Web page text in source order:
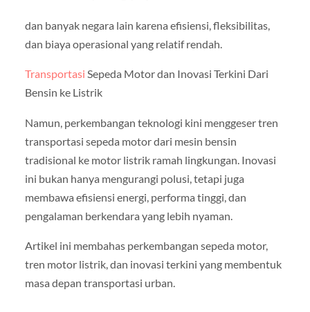
dan banyak negara lain karena efisiensi, fleksibilitas,
dan biaya operasional yang relatif rendah.
Transportasi Sepeda Motor dan Inovasi Terkini Dari
Bensin ke Listrik
Namun, perkembangan teknologi kini menggeser tren
transportasi sepeda motor dari mesin bensin
tradisional ke motor listrik ramah lingkungan. Inovasi
ini bukan hanya mengurangi polusi, tetapi juga
membawa efisiensi energi, performa tinggi, dan
pengalaman berkendara yang lebih nyaman.
Artikel ini membahas perkembangan sepeda motor,
tren motor listrik, dan inovasi terkini yang membentuk
masa depan transportasi urban.